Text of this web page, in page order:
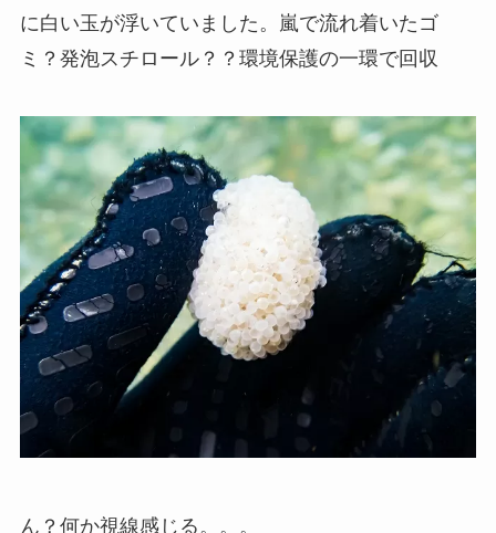
に白い玉が浮いていました。嵐で流れ着いたゴ
ミ？発泡スチロール？？環境保護の一環で回収
ん？何か視線感じる。。。